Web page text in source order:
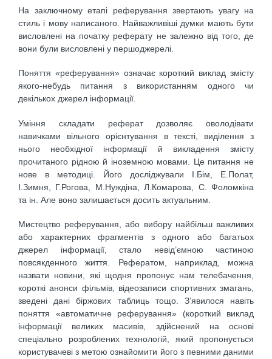
На заключному етапі реферування звертають увагу на
стиль і мову написаного. Найважливіші думки мають бути
висловлені на початку реферату не залежно від того, де
вони були висловлені у першоджерелі.
Поняття «реферування» означає короткий виклад змісту
якого-небудь питання з використанням одного чи
декількох джерел інформації.
Уміння складати реферат дозволяє оволодівати
навичками вільного орієнтування в тексті, виділення з
нього необхідної інформації й викладення змісту
прочитаного рідною й іноземною мовами. Це питання не
нове в методиці. Його досліджували І.Бім, Е.Полат,
І.Зимня, Г.Рогова, М.Нуждіна, Л.Комарова, С. Фоломкіна
та ін. Але воно залишається досить актуальним.
Мистецтво реферування, або вибору найбільш важливих
або характерних фрагментів з одного або багатьох
джерел інформації, стало невід’ємною частиною
повсякденного життя. Рефератом, наприклад, можна
назвати новини, які щодня пропонує нам телебачення,
короткі анонси фільмів, відеозаписи спортивних змагань,
зведені дані біржових таблиць тощо. З’явилося навіть
поняття «автоматичне реферування» (короткий виклад
інформації великих масивів, здійснений на основі
спеціально розроблених технологій, який пропонується
користувачеві з метою ознайомити його з певними даними